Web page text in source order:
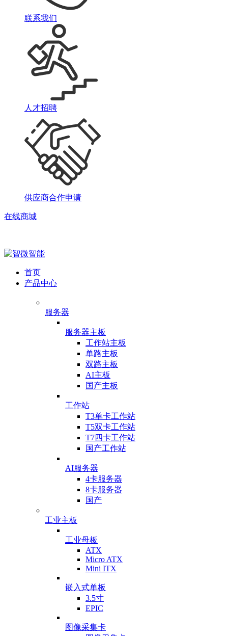
联系我们
人才招聘
供应商合作申请
在线商城
首页
产品中心
服务器
服务器主板
工作站主板
单路主板
双路主板
AI主板
国产主板
工作站
T3单卡工作站
T5双卡工作站
T7四卡工作站
国产工作站
AI服务器
4卡服务器
8卡服务器
国产
工业主板
工业母板
ATX
Micro ATX
Mini ITX
嵌入式单板
3.5寸
EPIC
图像采集卡